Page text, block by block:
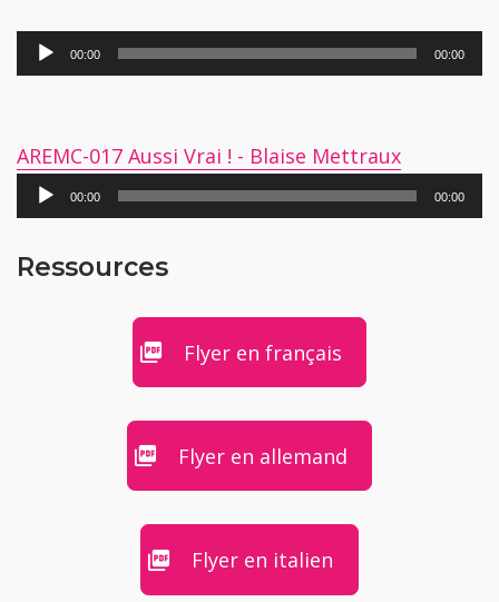
Lecteur
audio
00:00 00:00
AREMC-017 Aussi Vrai ! - Blaise Mettraux
Lecteur
audio
00:00 00:00
Ressources
Flyer en français
Flyer en allemand
Flyer en italien